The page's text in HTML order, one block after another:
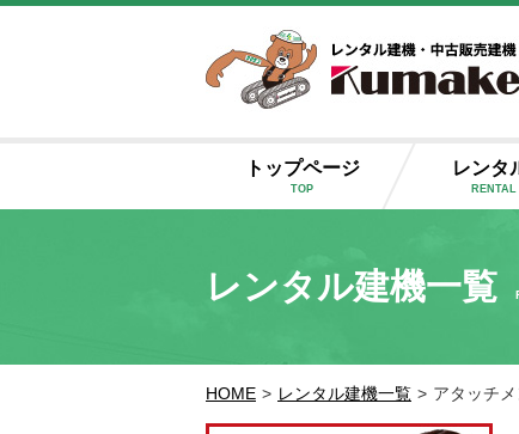
トップページ
TOP
レンタ
レンタル建機一覧
HOME > レンタル建機一覧 > アタッチメ